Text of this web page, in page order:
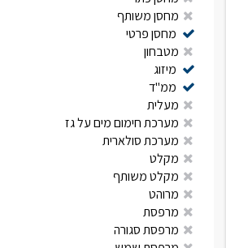
מחסן משותף
מחסן פרטי
מטבחון
מיזוג
ממ"ד
מעלית
מערכת חימום מים על גז
מערכת סולארית
מקלט
מקלט משותף
מרוהט
מרפסת
מרפסת סגורה